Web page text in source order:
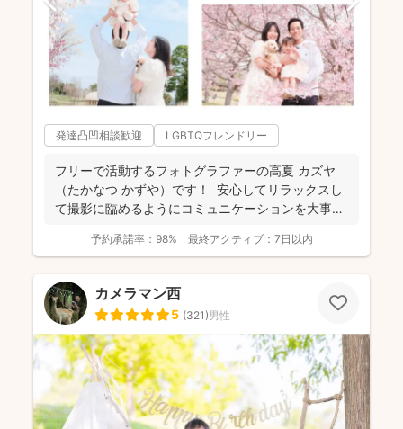
発達凸凹相談歓迎 LGBTQフレンドリー
フリーで活動するフォトグラファーの高夏 カズヤ
（たかなつ かずや）です！ 安心してリラックスし
て撮影に臨めるようにコミュニケーションを大事に
予約承諾率： 98% 最終アクティブ： 7日以内
カメラマン西
5 (321)男性